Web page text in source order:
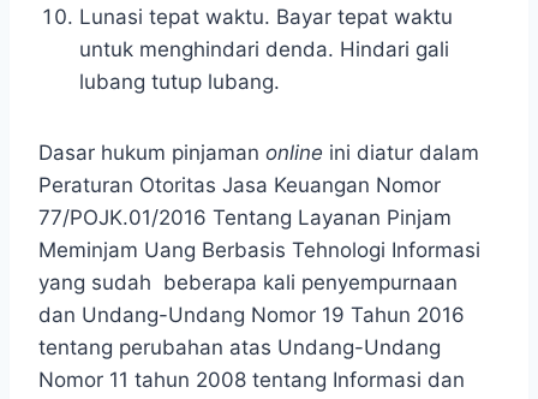
Lunasi tepat waktu. Bayar tepat waktu
untuk menghindari denda. Hindari gali
lubang tutup lubang.
Dasar hukum pinjaman online ini diatur dalam
Peraturan Otoritas Jasa Keuangan Nomor
77/POJK.01/2016 Tentang Layanan Pinjam
Meminjam Uang Berbasis Tehnologi Informasi
yang sudah beberapa kali penyempurnaan
dan Undang-Undang Nomor 19 Tahun 2016
tentang perubahan atas Undang-Undang
Nomor 11 tahun 2008 tentang Informasi dan